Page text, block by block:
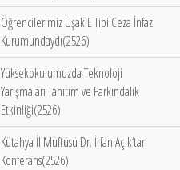
Öğrencilerimiz Uşak E Tipi Ceza İnfaz
Kurumundaydı(2526)
Yüksekokulumuzda Teknoloji
Yarışmaları Tanıtım ve Farkındalık
Etkinliği(2526)
Kütahya İl Müftüsü Dr. İrfan Açık‘tan
Konferans(2526)